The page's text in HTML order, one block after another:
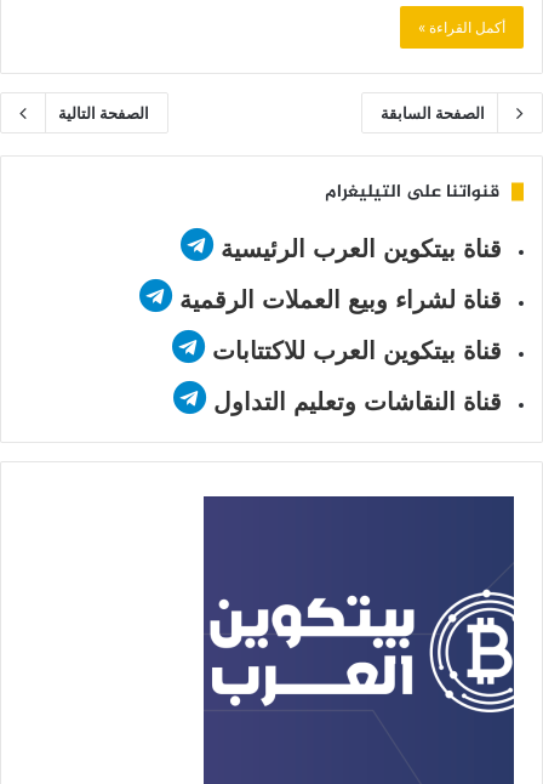
أكمل القراءة »
الصفحة السابقة الصفحة التالية
قنواتنا على التيليغرام
قناة بيتكوين العرب الرئيسية
قناة لشراء وبيع العملات الرقمية
قناة بيتكوين العرب للاكتتابات
قناة النقاشات وتعليم التداول